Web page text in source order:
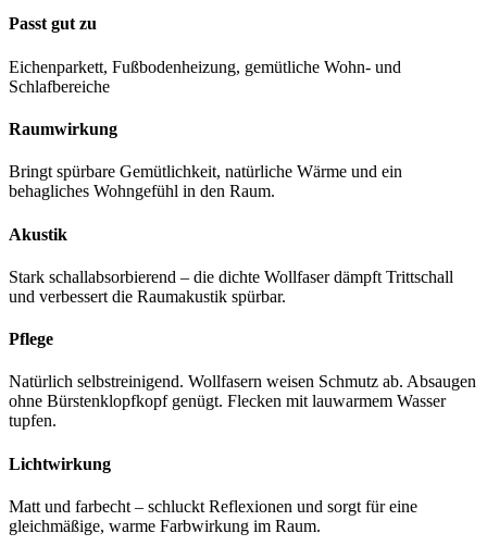
Passt gut zu
Eichenparkett, Fußbodenheizung, gemütliche Wohn- und
Schlafbereiche
Raumwirkung
Bringt spürbare Gemütlichkeit, natürliche Wärme und ein
behagliches Wohngefühl in den Raum.
Akustik
Stark schallabsorbierend – die dichte Wollfaser dämpft Trittschall
und verbessert die Raumakustik spürbar.
Pflege
Natürlich selbstreinigend. Wollfasern weisen Schmutz ab. Absaugen
ohne Bürstenklopfkopf genügt. Flecken mit lauwarmem Wasser
tupfen.
Lichtwirkung
Matt und farbecht – schluckt Reflexionen und sorgt für eine
gleichmäßige, warme Farbwirkung im Raum.